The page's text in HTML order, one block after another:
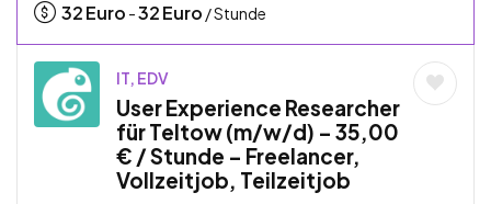
32Euro -32Euro / Stunde
IT, EDV
User Experience Researcher
für Teltow (m/w/d) – 35,00
€ / Stunde – Freelancer,
Vollzeitjob, Teilzeitjob